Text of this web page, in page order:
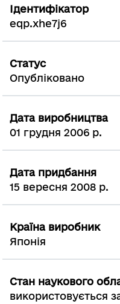
Ідентифікатор
eqp.xhe7j6
Статус
Опубліковано
Дата виробництва
01 грудня 2006 р.
Дата придбання
15 вересня 2008 р.
Країна виробник
Японія
Стан наукового
використовується